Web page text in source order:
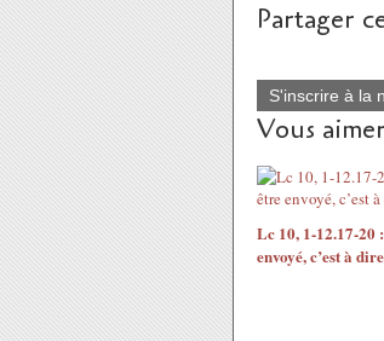
Partager
S'inscrire à la
Vous
Lc 10, 1-12.17-20
envoyé, c’est à